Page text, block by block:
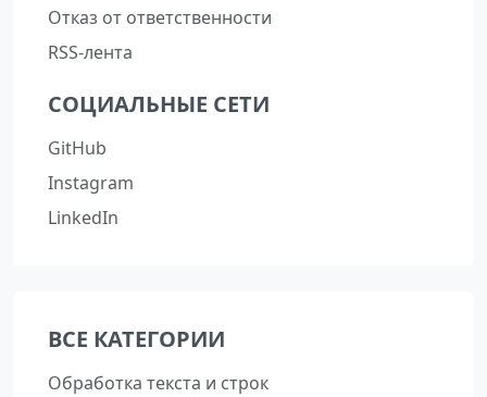
Отказ от ответственности
RSS-лента
СОЦИАЛЬНЫЕ СЕТИ
GitHub
Instagram
LinkedIn
ВСЕ КАТЕГОРИИ
Обработка текста и строк